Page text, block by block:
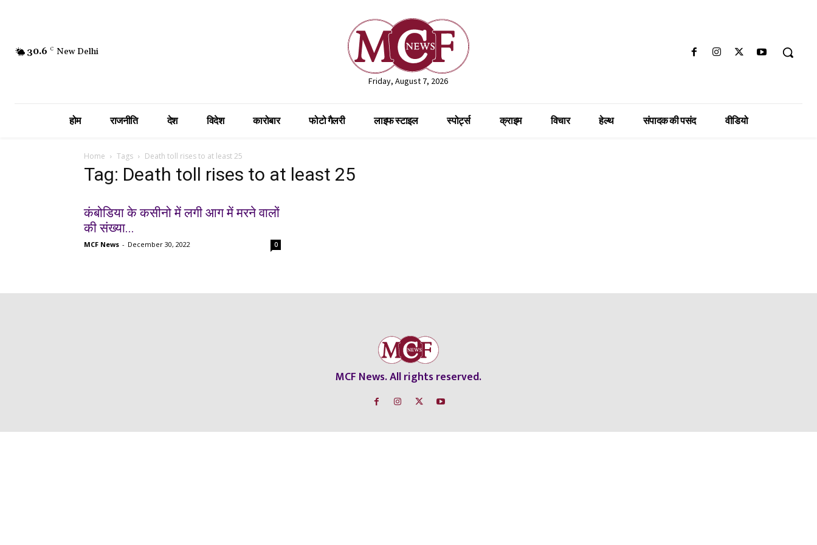
30.6 C New Delhi
Friday, August 7, 2026
होम राजनीति देश विदेश कारोबार फोटो गैलरी लाइफ स्टाइल स्पोर्ट्स क्राइम विचार हेल्थ संपादक की पसंद वीडियो
Home Tags Death toll rises to at least 25
Tag: Death toll rises to at least 25
कंबोडिया के कसीनो में लगी आग में मरने वालों
की संख्या...
MCF News - December 30, 2022 0
MCF News. All rights reserved.